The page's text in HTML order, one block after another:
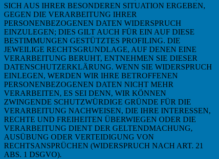
SICH AUS IHRER BESONDEREN SITUATION ERGEBEN,
GEGEN DIE VERARBEITUNG IHRER
PERSONENBEZOGENEN DATEN WIDERSPRUCH
EINZULEGEN; DIES GILT AUCH FÜR EIN AUF DIESE
BESTIMMUNGEN GESTÜTZTES PROFILING. DIE
JEWEILIGE RECHTSGRUNDLAGE, AUF DENEN EINE
VERARBEITUNG BERUHT, ENTNEHMEN SIE DIESER
DATENSCHUTZERKLÄRUNG. WENN SIE WIDERSPRUCH
EINLEGEN, WERDEN WIR IHRE BETROFFENEN
PERSONENBEZOGENEN DATEN NICHT MEHR
VERARBEITEN, ES SEI DENN, WIR KÖNNEN
ZWINGENDE SCHUTZWÜRDIGE GRÜNDE FÜR DIE
VERARBEITUNG NACHWEISEN, DIE IHRE INTERESSEN,
RECHTE UND FREIHEITEN ÜBERWIEGEN ODER DIE
VERARBEITUNG DIENT DER GELTENDMACHUNG,
AUSÜBUNG ODER VERTEIDIGUNG VON
RECHTSANSPRÜCHEN (WIDERSPRUCH NACH ART. 21
ABS. 1 DSGVO).